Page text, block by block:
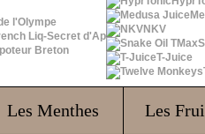
l'Olympe
Liq-Secret d'Ap
Breton
NKV
T-Juice
Les Menthes Les